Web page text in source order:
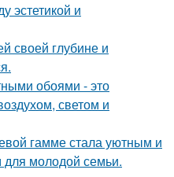
эстетикой и
своей глубине и
обоями - это
светом и
гамме стала уютным и
молодой семьи.